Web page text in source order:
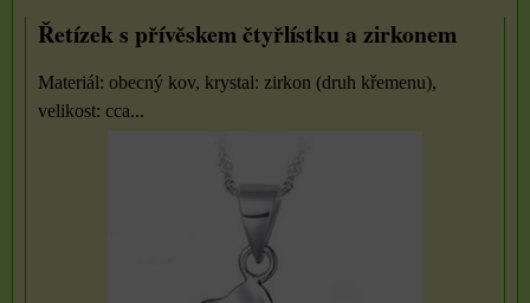
Řetízek s přívěskem čtyřlístku a zirkonem
Materiál: obecný kov, krystal: zirkon (druh křemenu),
velikost: cca...